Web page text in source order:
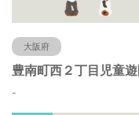
大阪府
豊南町西２丁目児童遊
-